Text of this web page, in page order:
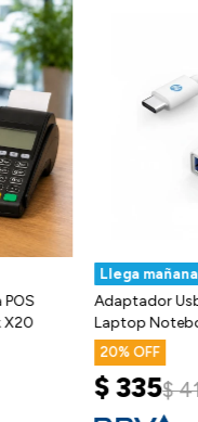
POS
X20
Llega mañana
Adaptador
Laptop
20
$335$